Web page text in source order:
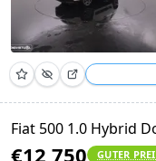
Fiat 500 1.0 Hybrid
€12 750 GUTER